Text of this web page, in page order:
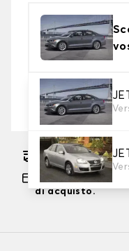
2. Livello di
Scegli il telo
Consegna
Pagamento in
di acquisto.